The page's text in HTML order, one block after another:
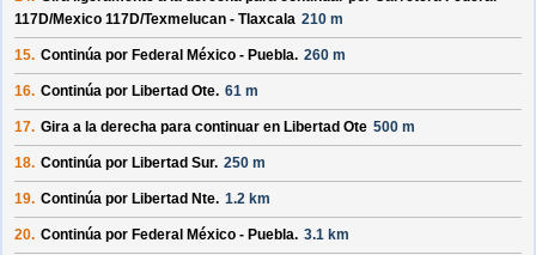
117D/Mexico 117D/Texmelucan - Tlaxcala 210 m
15. Continúa por Federal México - Puebla. 260 m
16. Continúa por Libertad Ote. 61 m
17. Gira a la derecha para continuar en Libertad Ote 500 m
18. Continúa por Libertad Sur. 250 m
19. Continúa por Libertad Nte. 1.2 km
20. Continúa por Federal México - Puebla. 3.1 km